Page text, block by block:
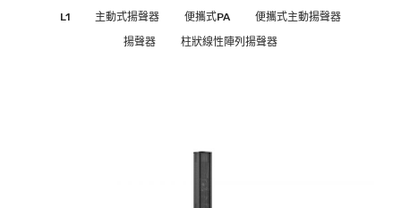
L1 主動式揚聲器 便攜式PA
便攜式主動揚聲器
揚聲器
柱狀線性陣列揚聲器